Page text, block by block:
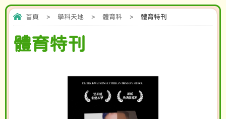
首頁 > 學科天地 > 體育科 > 體育特刊
體育特刊